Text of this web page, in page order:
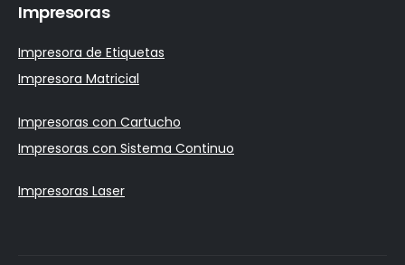
Impresoras
Impresora de Etiquetas
Impresora Matricial
Impresoras con Cartucho
Impresoras con Sistema Continuo
Impresoras Laser